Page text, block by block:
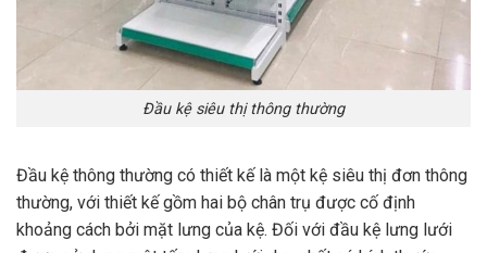
Đầu kệ siêu thị thông thường
Đầu kệ thông thường có thiết kế là một kệ siêu thị đơn thông
thường, với thiết kế gồm hai bộ chân trụ được cố định
khoảng cách bởi mặt lưng của kệ. Đối với đầu kệ lưng lưới